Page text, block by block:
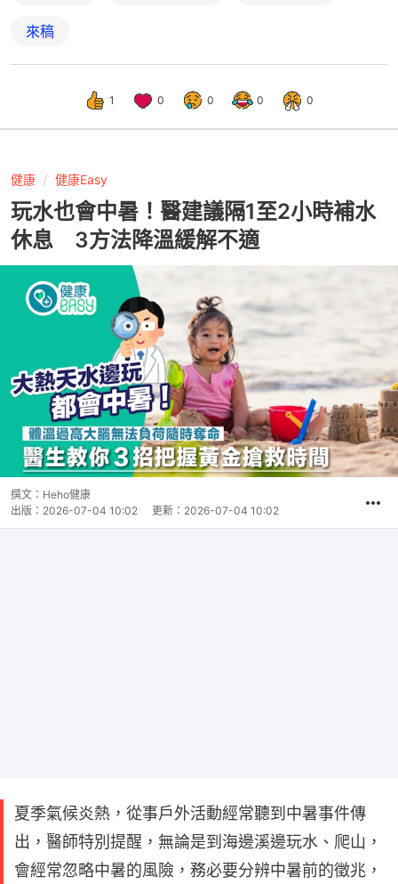
來稿
1 0 0 0 0
健康 健康Easy
玩水也會中暑！醫建議隔1至2小時補水
休息 3方法降溫緩解不適
撰文： Heho健康
出版： 2026-07-04 10:02 更新： 2026-07-04 10:02
夏季氣候炎熱，從事戶外活動經常聽到中暑事件傳
出，醫師特別提醒，無論是到海邊溪邊玩水、爬山，
會經常忽略中暑的風險，務必要分辨中暑前的徵兆，